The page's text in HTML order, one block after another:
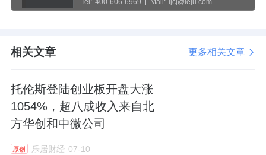
相关文章 更多相关文章
托伦斯登陆创业板开盘大涨
1054%，超八成收入来自北
方华创和中微公司
原创 乐居财经 07-10